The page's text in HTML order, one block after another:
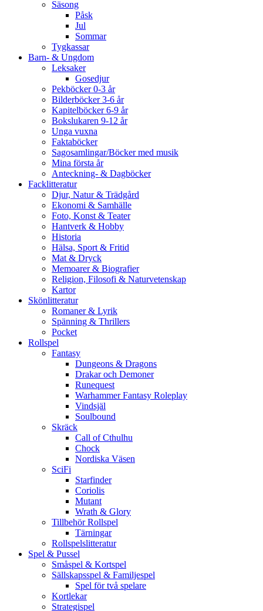
Säsong
Påsk
Jul
Sommar
Tygkassar
Barn- & Ungdom
Leksaker
Gosedjur
Pekböcker 0-3 år
Bilderböcker 3-6 år
Kapitelböcker 6-9 år
Bokslukaren 9-12 år
Unga vuxna
Faktaböcker
Sagosamlingar/Böcker med musik
Mina första år
Anteckning- & Dagböcker
Facklitteratur
Djur, Natur & Trädgård
Ekonomi & Samhälle
Foto, Konst & Teater
Hantverk & Hobby
Historia
Hälsa, Sport & Fritid
Mat & Dryck
Memoarer & Biografier
Religion, Filosofi & Naturvetenskap
Kartor
Skönlitteratur
Romaner & Lyrik
Spänning & Thrillers
Pocket
Rollspel
Fantasy
Dungeons & Dragons
Drakar och Demoner
Runequest
Warhammer Fantasy Roleplay
Vindsjäl
Soulbound
Skräck
Call of Cthulhu
Chock
Nordiska Väsen
SciFi
Starfinder
Coriolis
Mutant
Wrath & Glory
Tillbehör Rollspel
Tärningar
Rollspelslitteratur
Spel & Pussel
Småspel & Kortspel
Sällskapsspel & Familjespel
Spel för två spelare
Kortlekar
Strategispel